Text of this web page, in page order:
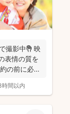
撮影中✊ 映
表情の質を
の前に必ず
時間以内